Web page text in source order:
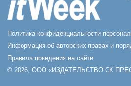
Политика конфиденциальности
Информация об авторских правах и
Правила поведения на сайте
© 2026, ООО «ИЗДАТЕЛЬСТВО СК